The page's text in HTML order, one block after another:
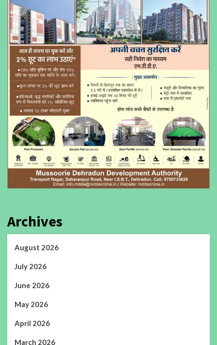
Archives
August 2026
July 2026
June 2026
May 2026
April 2026
March 2026